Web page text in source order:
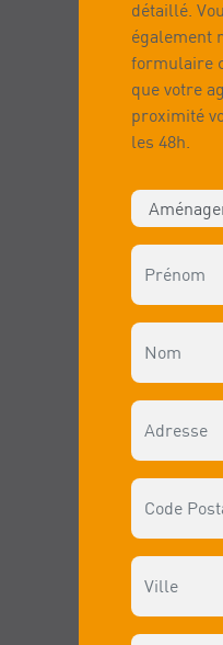
détaillé.
également
formulaire
que votre
proximité
les 48h.